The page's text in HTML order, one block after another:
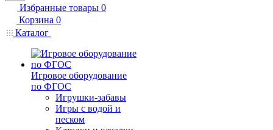
Избранные товары 0
Корзина 0
Каталог
Игровое оборудование
по ФГОС
Игрушки-забавы
Игры с водой и
песком